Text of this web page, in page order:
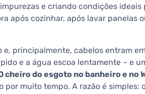
e criando condições ideais
após cozinhar, após lavar panelas
e, principalmente, cabelos entram
e a água escoa lentamente – e
cheiro do esgoto no banheiro e no
muito tempo. A razão é simples: